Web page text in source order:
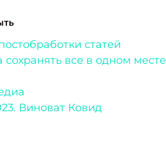
статей
все в одном месте
Виноват Ковид